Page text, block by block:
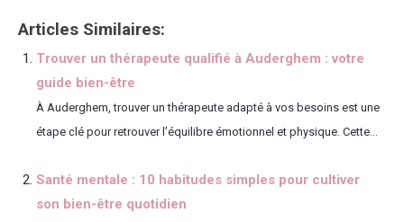
Articles Similaires:
Trouver un thérapeute qualifié à Auderghem : votre
guide bien-être
À Auderghem, trouver un thérapeute adapté à vos besoins est une
étape clé pour retrouver l’équilibre émotionnel et physique. Cette...
Santé mentale : 10 habitudes simples pour cultiver
son bien-être quotidien